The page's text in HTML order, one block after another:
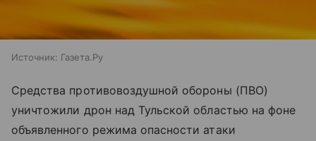
Источник: Газета.Ру
Средства противовоздушной обороны (ПВО)
уничтожили дрон над Тульской областью на фоне
объявленного режима опасности атаки